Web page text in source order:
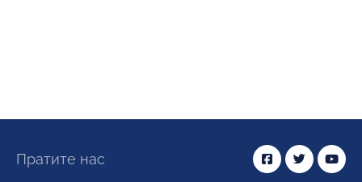
Пратите нас